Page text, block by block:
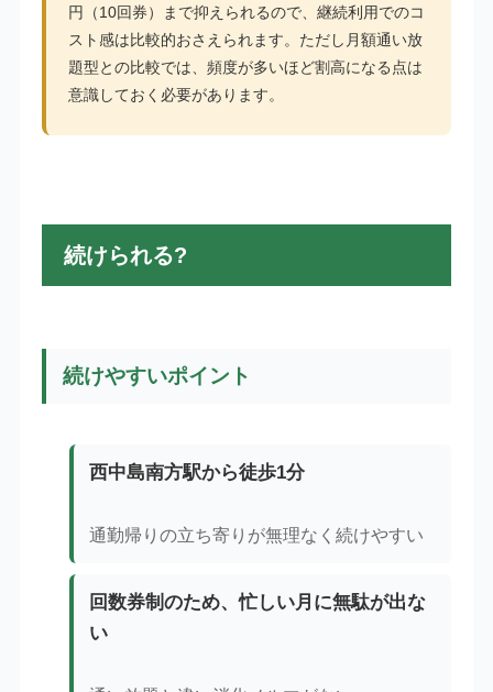
円（10回券）まで抑えられるので、継続利用でのコ
スト感は比較的おさえられます。ただし月額通い放
題型との比較では、頻度が多いほど割高になる点は
意識しておく必要があります。
続けられる?
続けやすいポイント
西中島南方駅から徒歩1分
通勤帰りの立ち寄りが無理なく続けやすい
回数券制のため、忙しい月に無駄が出な
い